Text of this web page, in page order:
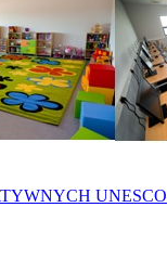
UNESCO